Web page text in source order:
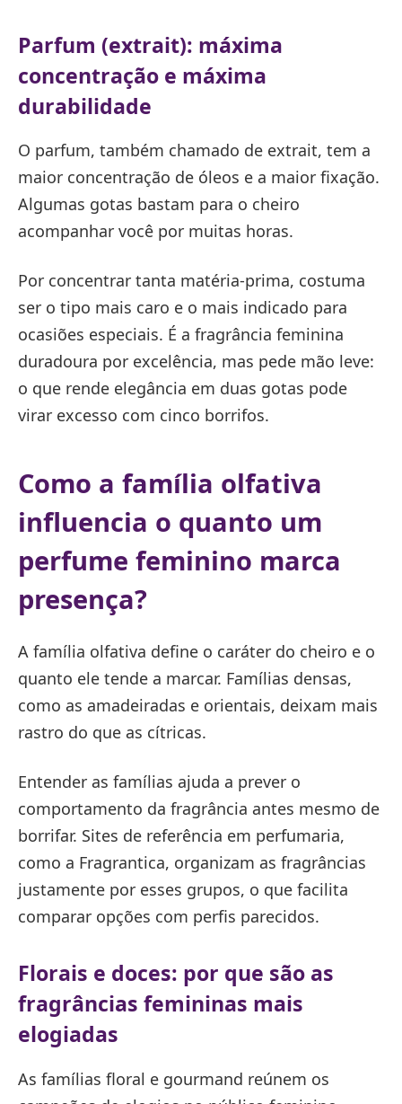
Parfum (extrait): máxima
concentração e máxima
durabilidade
O parfum, também chamado de extrait, tem a
maior concentração de óleos e a maior fixação.
Algumas gotas bastam para o cheiro
acompanhar você por muitas horas.
Por concentrar tanta matéria-prima, costuma
ser o tipo mais caro e o mais indicado para
ocasiões especiais. É a fragrância feminina
duradoura por excelência, mas pede mão leve:
o que rende elegância em duas gotas pode
virar excesso com cinco borrifos.
Como a família olfativa
influencia o quanto um
perfume feminino marca
presença?
A família olfativa define o caráter do cheiro e o
quanto ele tende a marcar. Famílias densas,
como as amadeiradas e orientais, deixam mais
rastro do que as cítricas.
Entender as famílias ajuda a prever o
comportamento da fragrância antes mesmo de
borrifar. Sites de referência em perfumaria,
como a Fragrantica, organizam as fragrâncias
justamente por esses grupos, o que facilita
comparar opções com perfis parecidos.
Florais e doces: por que são as
fragrâncias femininas mais
elogiadas
As famílias floral e gourmand reúnem os